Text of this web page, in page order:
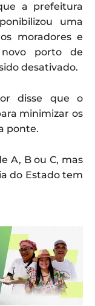
a prefeitura
uma
moradores e
porto de
desativado.
disse que o
minimizar os
ponte.
A, B ou C, mas
do Estado tem